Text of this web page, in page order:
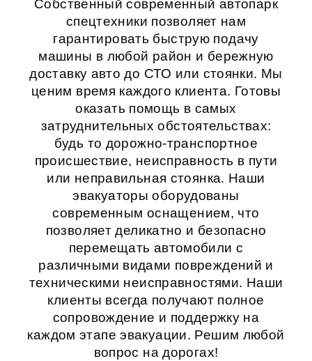
Собственный современный автопарк
спецтехники позволяет нам
гарантировать быструю подачу
машины в любой район и бережную
доставку авто до СТО или стоянки. Мы
ценим время каждого клиента. Готовы
оказать помощь в самых
затруднительных обстоятельствах:
будь то дорожно-транспортное
происшествие, неисправность в пути
или неправильная стоянка. Наши
эвакуаторы оборудованы
современным оснащением, что
позволяет деликатно и безопасно
перемещать автомобили с
различными видами повреждений и
техническими неисправностями. Наши
клиенты всегда получают полное
сопровождение и поддержку на
каждом этапе эвакуации. Решим любой
вопрос на дорогах!